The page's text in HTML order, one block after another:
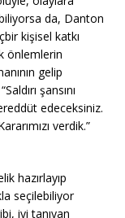
da, Danton
kişisel katkı
önlemlerin
gelip
şansını
edeceksiniz.
verdik.”
hazırlayıp
seçilebiliyor
iyi tanıyan